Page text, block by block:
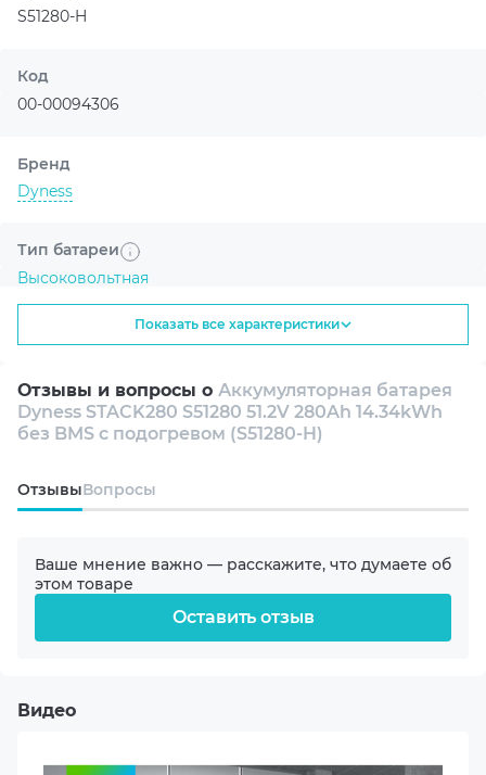
напряжением 51.2 В и емкостью 280 А·ч.
предназначена для построения
масштабируемой системы хранения
ХАРАКТЕРИСТИКИ
Емкий модуль для профессиональной
14.34 51.2 В
280 А·ч
номинальная емкость
200 А
S51280-H
Код
00-00094306
Бренд
Dyness
Тип батареи
Высоковольтная
Энергия батареи
Технология
Цикл жизни
44.8 - 57.6 V
Номинальное напряжение
Показать все характеристики
Отзывы и вопросы о Аккумуляторная батарея
Dyness STACK280 S51280 51.2V 280Ah 14.34kWh
без BMS с подогревом (S51280-H)
OтзывыВопросы
Ваше мнение важно — расскажите, что думаете об
этом товаре
Оставить отзыв
Видео